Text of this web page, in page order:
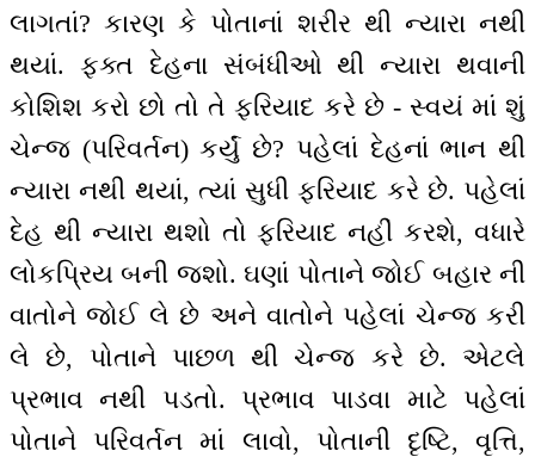
લાગતાં? કારણ કે પોતાનાં શરીર થી ન્યારા નથી
થયાં. ફક્ત દેહના સંબંધીઓ થી ન્યારા થવાની
કોશિશ કરો છો તો તે ફરિયાદ કરે છે - સ્વયં માં શું
ચેન્જ (પરિવર્તન) કર્યું છે? પહેલાં દેહનાં ભાન થી
ન્યારા નથી થયાં, ત્યાં સુધી ફરિયાદ કરે છે. પહેલાં
દેહ થી ન્યારા થશો તો ફરિયાદ નહીં કરશે, વધારે
લોકપ્રિય બની જશો. ઘણાં પોતાને જોઈ બહાર ની
વાતોને જોઈ લે છે અને વાતોને પહેલાં ચેન્જ કરી
લે છે, પોતાને પાછળ થી ચેન્જ કરે છે. એટલે
પ્રભાવ નથી પડતો. પ્રભાવ પાડવા માટે પહેલાં
પોતાને પરિવર્તન માં લાવો, પોતાની દૃષ્ટિ, વૃત્તિ,